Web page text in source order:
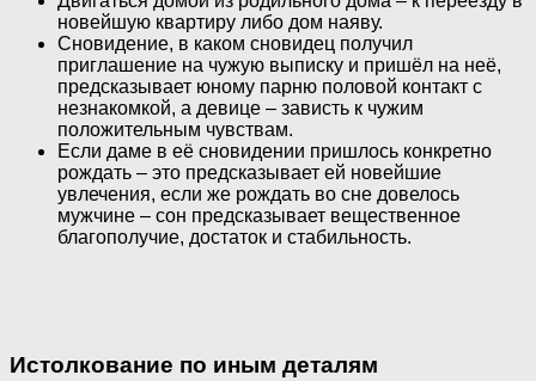
новейшую квартиру либо дом наяву.
Сновидение, в каком сновидец получил
приглашение на чужую выписку и пришёл на неё,
предсказывает юному парню половой контакт с
незнакомкой, а девице – зависть к чужим
положительным чувствам.
Если даме в её сновидении пришлось конкретно
рождать – это предсказывает ей новейшие
увлечения, если же рождать во сне довелось
мужчине – сон предсказывает вещественное
благополучие, достаток и стабильность.
Истолкование по иным деталям